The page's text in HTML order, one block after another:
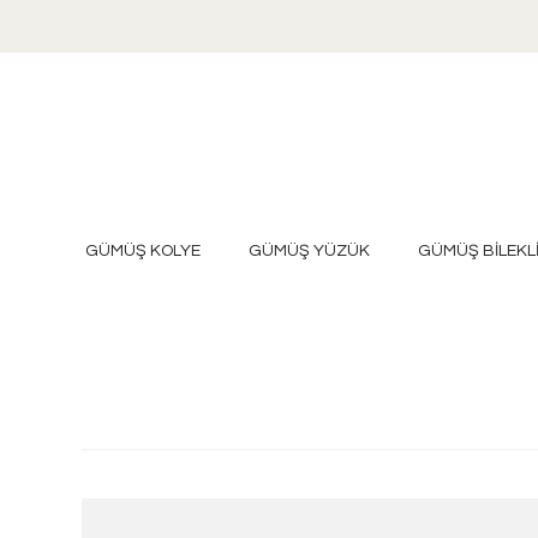
GÜMÜŞ KOLYE GÜMÜŞ YÜZÜK GÜMÜŞ